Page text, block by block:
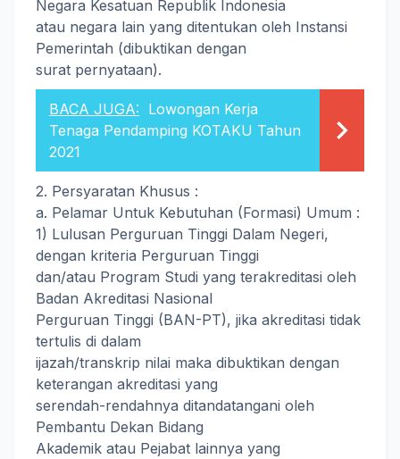
Negara Kesatuan Republik Indonesia
atau negara lain yang ditentukan oleh Instansi
Pemerintah (dibuktikan dengan
surat pernyataan).
BACA JUGA: Lowongan Kerja
Tenaga Pendamping KOTAKU Tahun
2021
2. Persyaratan Khusus :
a. Pelamar Untuk Kebutuhan (Formasi) Umum :
1) Lulusan Perguruan Tinggi Dalam Negeri,
dengan kriteria Perguruan Tinggi
dan/atau Program Studi yang terakreditasi oleh
Badan Akreditasi Nasional
Perguruan Tinggi (BAN-PT), jika akreditasi tidak
tertulis di dalam
ijazah/transkrip nilai maka dibuktikan dengan
keterangan akreditasi yang
serendah-rendahnya ditandatangani oleh
Pembantu Dekan Bidang
Akademik atau Pejabat lainnya yang